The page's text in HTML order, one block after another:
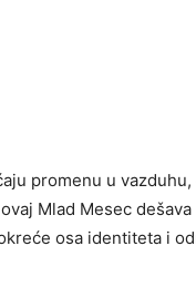
promenu u
Mlad Mesec
osa identiteta i